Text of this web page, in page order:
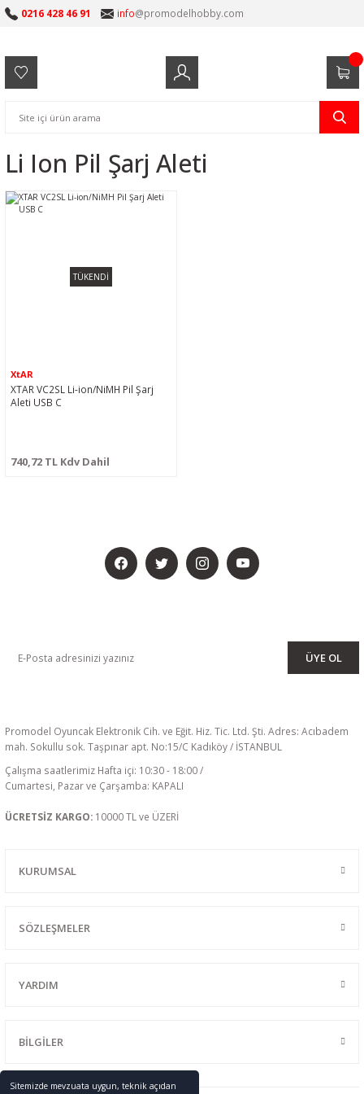
Sitemizde mevzuata uygun, teknik açıdan
0216 428 46 91 info@promodelhobby.com
Li Ion Pil Şarj Aleti
TÜKENDİ
XtAR
XTAR VC2SL Li-ion/NiMH Pil Şarj
Aleti USB C
740,72 TL Kdv Dahil
ÜYE OL
Promodel Oyuncak Elektronik Cih. ve Eğit. Hiz. Tic. Ltd. Şti. Adres: Acıbadem
mah. Sokullu sok. Taşpınar apt. No:15/C Kadıköy / İSTANBUL
Çalışma saatlerimiz Hafta içi: 10:30 - 18:00 /
Cumartesi, Pazar ve Çarşamba: KAPALI
ÜCRETSİZ KARGO: 10000 TL ve ÜZERİ
KURUMSAL
SÖZLEŞMELER
YARDIM
BİLGİLER